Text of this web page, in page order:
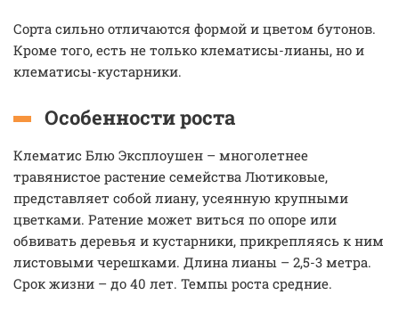
Сорта сильно отличаются формой и цветом бутонов.
Кроме того, есть не только клематисы-лианы, но и
клематисы-кустарники.
Особенности роста
Клематис Блю Эксплоушен – многолетнее
травянистое растение семейства Лютиковые,
представляет собой лиану, усеянную крупными
цветками. Ратение может виться по опоре или
обвивать деревья и кустарники, прикрепляясь к ним
листовыми черешками. Длина лианы – 2,5-3 метра.
Срок жизни – до 40 лет. Темпы роста средние.